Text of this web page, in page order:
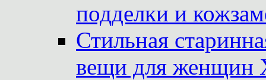
подделки и
Стильная
вещи для женщин